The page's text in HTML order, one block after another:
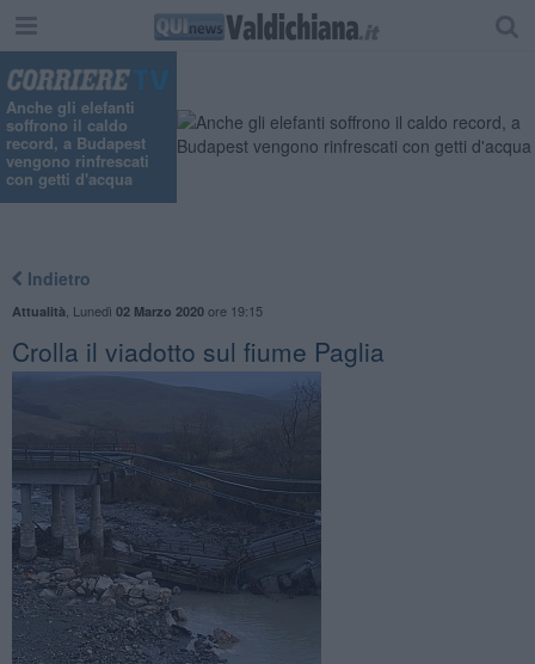
Anche gli elefanti
soffrono il caldo
record, a Budapest
vengono rinfrescati
con getti d'acqua
Indietro
Attualità Lunedì 02 Marzo 2020ore 19:15
Crolla il viadotto sul fiume Paglia